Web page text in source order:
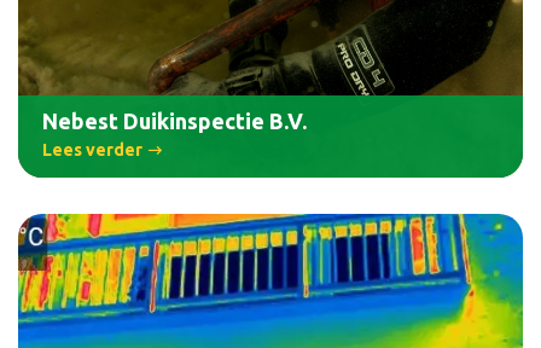
Nebest Duikinspectie B.V.
Lees verder